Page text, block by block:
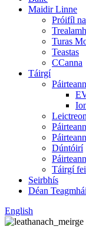
Maidir Linne
Próifíl
Trealamh
Turas
Teastas
CCanna
Táirgí
Dúntóirí
Táirgí
Seirbhís
Déan
English